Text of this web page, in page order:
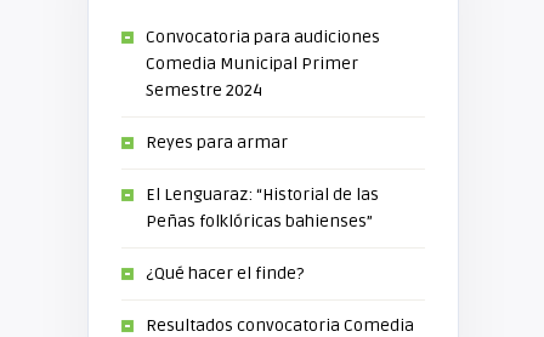
Convocatoria para audiciones
Comedia Municipal Primer
Semestre 2024
Reyes para armar
El Lenguaraz: “Historial de las
Peñas folklóricas bahienses”
¿Qué hacer el finde?
Resultados convocatoria Comedia